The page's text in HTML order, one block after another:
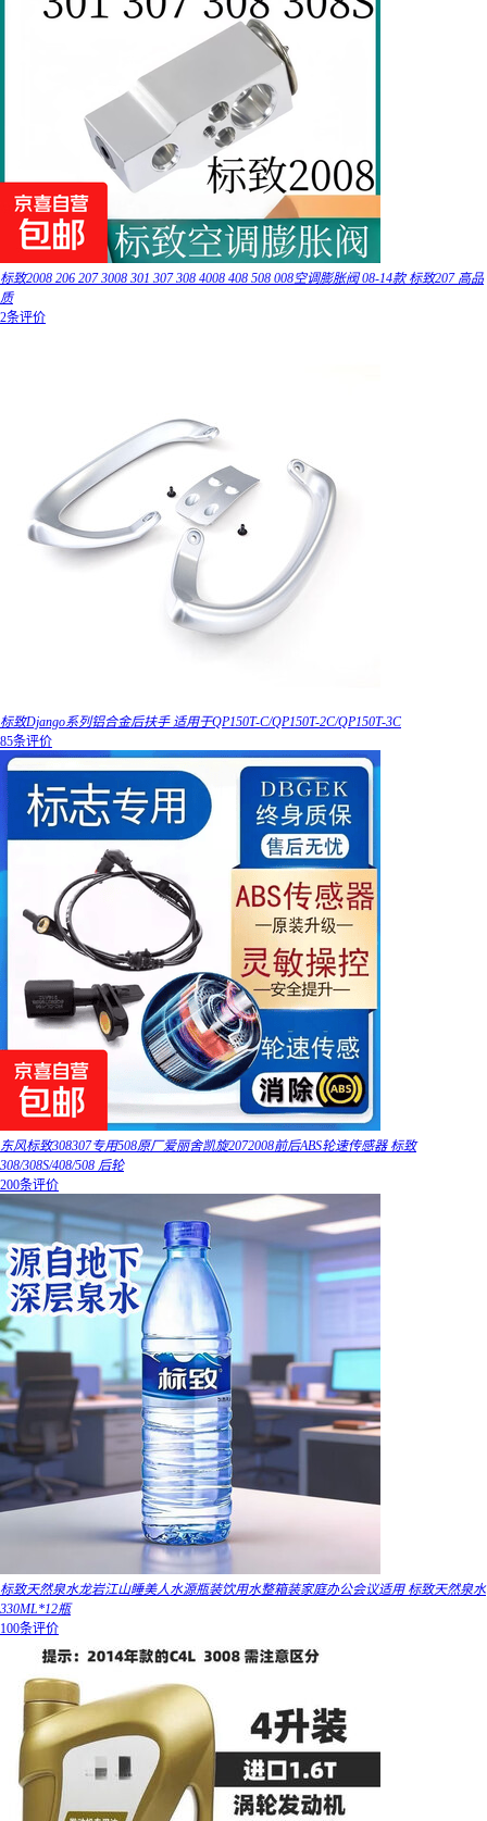
标致2008 206 207 3008 301 307 308 4008 408 508 008空调膨胀阀 08-14款 标致207 高品
质
2条评价
标致Django系列铝合金后扶手 适用于QP150T-C/QP150T-2C/QP150T-3C
85条评价
东风标致308307专用508原厂爱丽舍凯旋2072008前后ABS轮速传感器 标致
308/308S/408/508 后轮
200条评价
标致天然泉水龙岩江山睡美人水源瓶装饮用水整箱装家庭办公会议适用 标致天然泉水
330ML*12瓶
100条评价